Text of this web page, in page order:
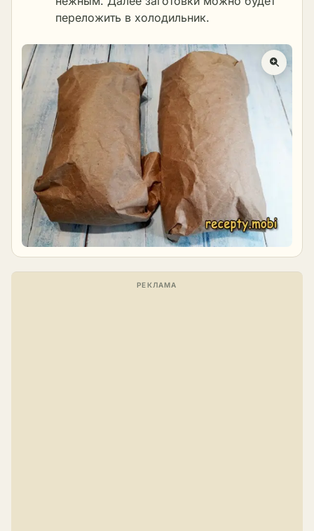
переложить в холодильник.